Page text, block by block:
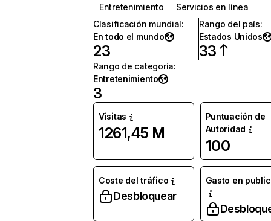
Entretenimiento
Servicios en línea
Clasificación mundial:
En todo el mundo
23
Rango del país:
Estados Unidos
33
Rango de categoría:
Entretenimiento
3
Visitas
1261,45 M
Puntuación de
Autoridad
100
Coste del tráfico
Desbloquear
Gasto en